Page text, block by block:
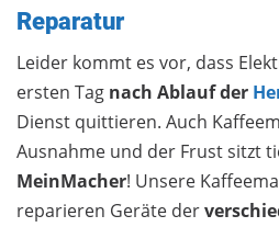
Reparatur
Leider kommt es vor, dass
ersten Tag nach Ablauf der
Dienst quittieren. Auch
Ausnahme und der Frust sitzt
MeinMacher! Unsere
reparieren Geräte der